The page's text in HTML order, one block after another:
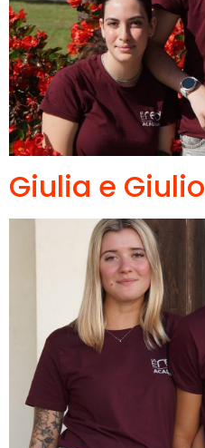
Giulia e Giulio